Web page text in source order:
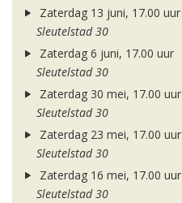
Zaterdag 13 juni, 17.00 uur
Sleutelstad 30
Zaterdag 6 juni, 17.00 uur
Sleutelstad 30
Zaterdag 30 mei, 17.00 uur
Sleutelstad 30
Zaterdag 23 mei, 17.00 uur
Sleutelstad 30
Zaterdag 16 mei, 17.00 uur
Sleutelstad 30